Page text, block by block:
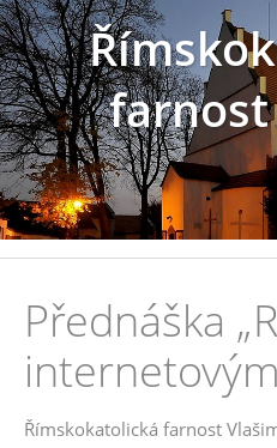
farnost
Přednáška
Římskokatolická farnost